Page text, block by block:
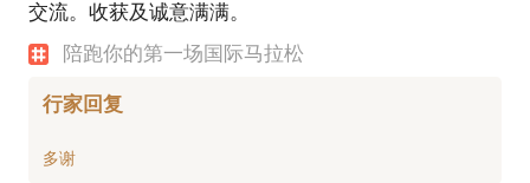
交流。收获及诚意满满。
陪跑你的第一场国际马拉松
行家回复